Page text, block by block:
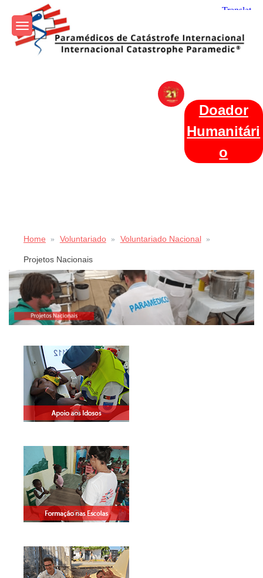
content
Internacional
Doador
Humanitári
o
Home Voluntariado Voluntariado Nacional
Projetos Nacionais